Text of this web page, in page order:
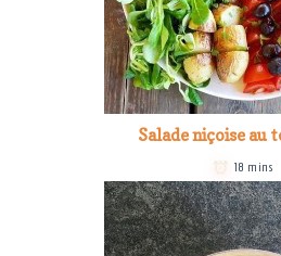
Salade niçoise au
18 mins